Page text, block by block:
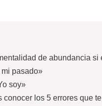
de abundancia si
pasado»
soy»
los 5 errores que